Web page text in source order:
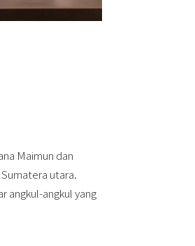
Maimun dan
utara.
angkul-angkul yang